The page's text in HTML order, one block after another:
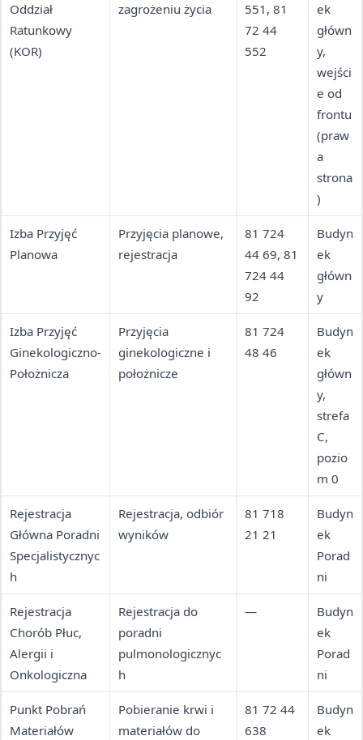
Oddział
Ratunkowy
(KOR)
zagrożeniu życia
551, 81
72 44
552
ek
główn
y,
wejści
e od
frontu
(praw
a
strona
)
Izba Przyjęć
Planowa
Przyjęcia planowe,
rejestracja
81 724
44 69, 81
724 44
92
Budyn
ek
główn
y
Izba Przyjęć
Ginekologiczno-
Położnicza
Przyjęcia
ginekologiczne i
położnicze
81 724
48 46
Budyn
ek
główn
y,
strefa
C,
pozio
m 0
Rejestracja
Główna Poradni
Specjalistycznyc
h
Rejestracja, odbiór
wyników
81 718
21 21
Budyn
ek
Porad
ni
Rejestracja
Chorób Płuc,
Alergii i
Onkologiczna
Rejestracja do
poradni
pulmonologicznyc
h
—
Budyn
ek
Porad
ni
Punkt Pobrań
Materiałów
Pobieranie krwi i
materiałów do
81 72 44
638
Budyn
ek